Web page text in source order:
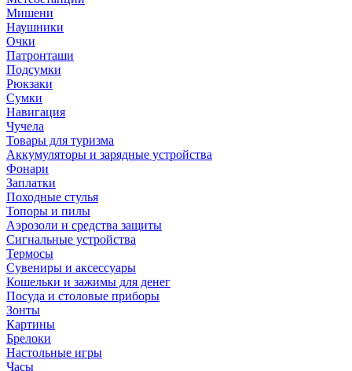
Мишени
Наушники
Очки
Патронташи
Подсумки
Рюкзаки
Сумки
Навигация
Чучела
Товары для туризма
Аккумуляторы и зарядные устройства
Фонари
Заплатки
Походные стулья
Топоры и пилы
Аэрозоли и средства защиты
Сигнальные устройства
Термосы
Сувениры и аксессуары
Кошельки и зажимы для денег
Посуда и столовые приборы
Зонты
Картины
Брелоки
Настольные игры
Часы